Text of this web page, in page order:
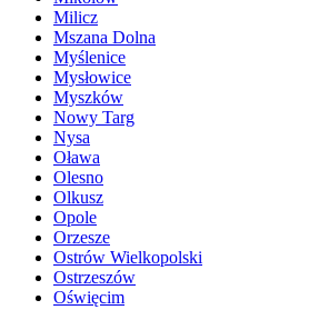
Milicz
Mszana Dolna
Myślenice
Mysłowice
Myszków
Nowy Targ
Nysa
Oława
Olesno
Olkusz
Opole
Orzesze
Ostrów Wielkopolski
Ostrzeszów
Oświęcim